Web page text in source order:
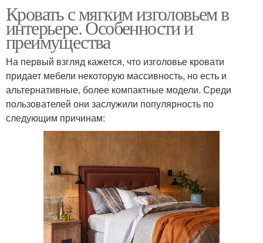
Кровать с мягким изголовьем в
интерьере. Особенности и
преимущества
На первый взгляд кажется, что изголовье кровати
придает мебели некоторую массивность, но есть и
альтернативные, более компактные модели. Среди
пользователей они заслужили популярность по
следующим причинам: